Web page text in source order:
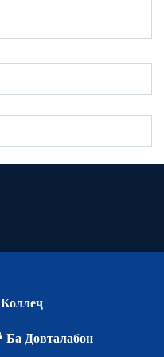
Коллеҷ
Ба Довталабон